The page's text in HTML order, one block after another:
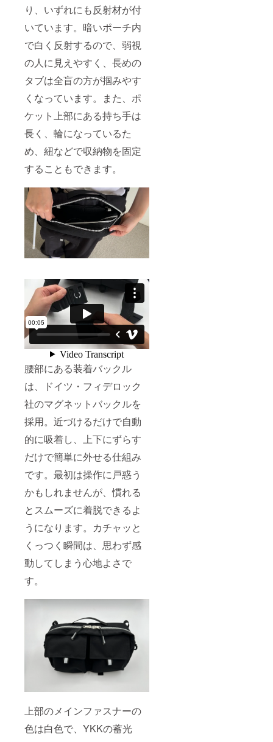
り、いずれにも反射材が付
いています。暗いポーチ内
で白く反射するので、弱視
の人に見えやすく、長めの
タブは全盲の方が掴みやす
くなっています。また、ポ
ケット上部にある持ち手は
長く、輪になっているた
め、紐などで収納物を固定
することもできます。
腰部にある装着バックル
は、ドイツ・フィデロック
社のマグネットバックルを
採用。近づけるだけで自動
的に吸着し、上下にずらす
だけで簡単に外せる仕組み
です。最初は操作に戸惑う
かもしれませんが、慣れる
とスムーズに着脱できるよ
うになります。カチャッと
くっつく瞬間は、思わず感
動してしまう心地よさで
す。
上部のメインファスナーの
色は白色で、YKKの蓄光